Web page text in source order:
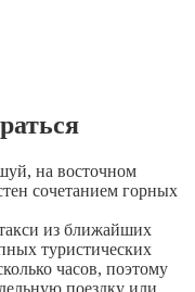
на восточном
сочетанием горных
из ближайших
туристических
часов, поэтому
поездку или